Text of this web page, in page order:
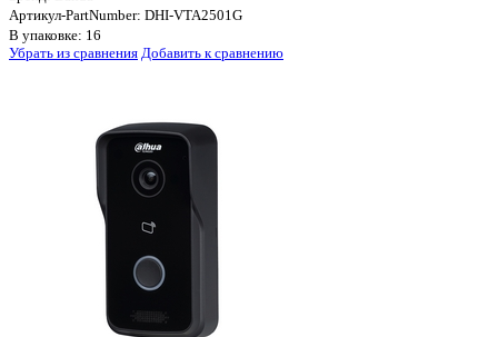
Артикул-PartNumber: DHI-VTA2501G
В упаковке: 16
Убрать из сравнения Добавить к сравнению